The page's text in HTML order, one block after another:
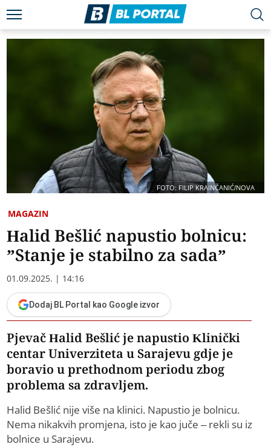
FOTO: FILIP KRAINČANIĆ/NOVA
MAGAZIN
Halid Bešlić napustio bolnicu:
”Stanje je stabilno za sada”
01.09.2025. | 14:16
Dodaj BL Portal kao Google izvor
Pjevač Halid Bešlić je napustio Klinički
centar Univerziteta u Sarajevu gdje je
boravio u prethodnom periodu zbog
problema sa zdravljem.
Halid Bešlić nije više na klinici. Napustio je bolnicu.
Nema nikakvih promjena, isto je kao juče – rekli su iz
bolnice u Sarajevu.